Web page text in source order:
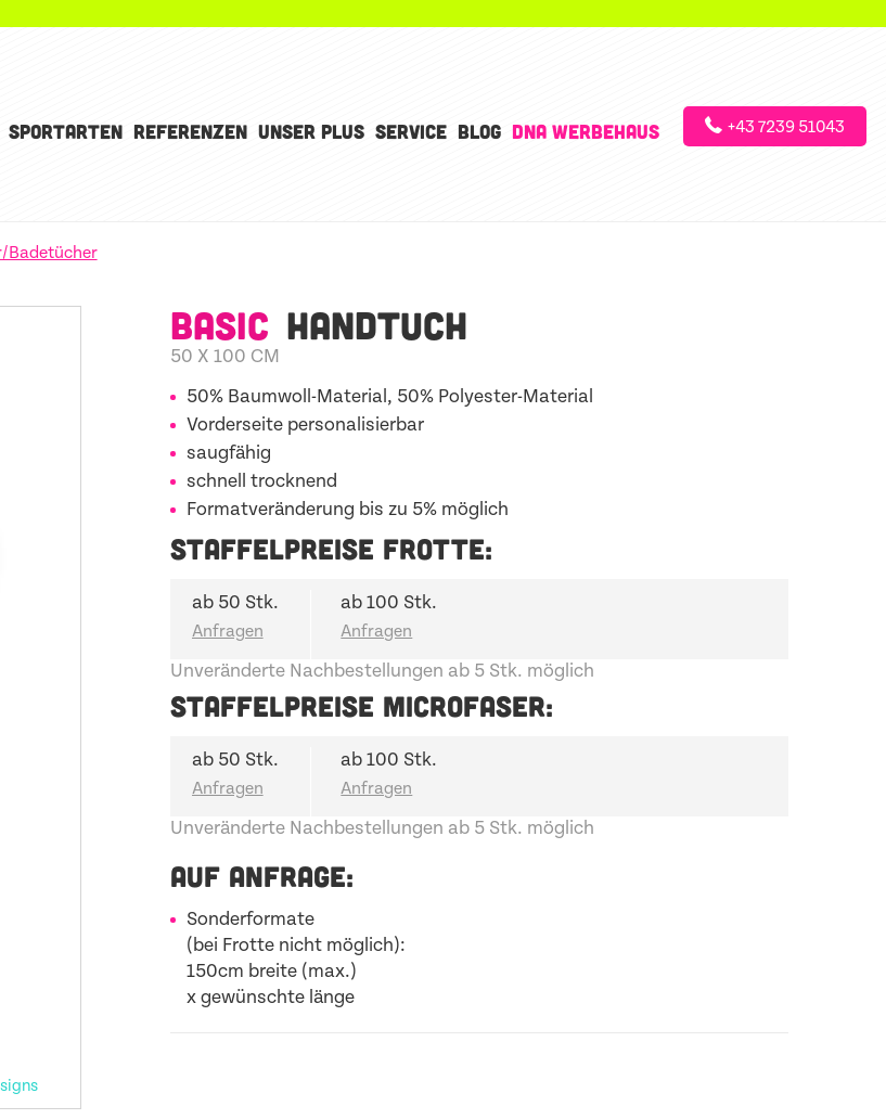
+43 7239 51043
SPORTARTEN REFERENZEN UNSER PLUS SERVICE BLOG DNA WERBEHAUS
Badetücher
BASIC HANDTUCH
50 X 100 CM
50% Baumwoll-Material, 50% Polyester-Material
Vorderseite personalisierbar
saugfähig
schnell trocknend
Formatveränderung bis zu 5% möglich
STAFFELPREISE FROTTE:
ab 50 Stk. ab 100 Stk.
Unveränderte Nachbestellungen ab 5 Stk. möglich
STAFFELPREISE MICROFASER:
ab 50 Stk. ab 100 Stk.
Unveränderte Nachbestellungen ab 5 Stk. möglich
AUF ANFRAGE:
Sonderformate
(bei Frotte nicht möglich):
150cm breite (max.)
x gewünschte länge